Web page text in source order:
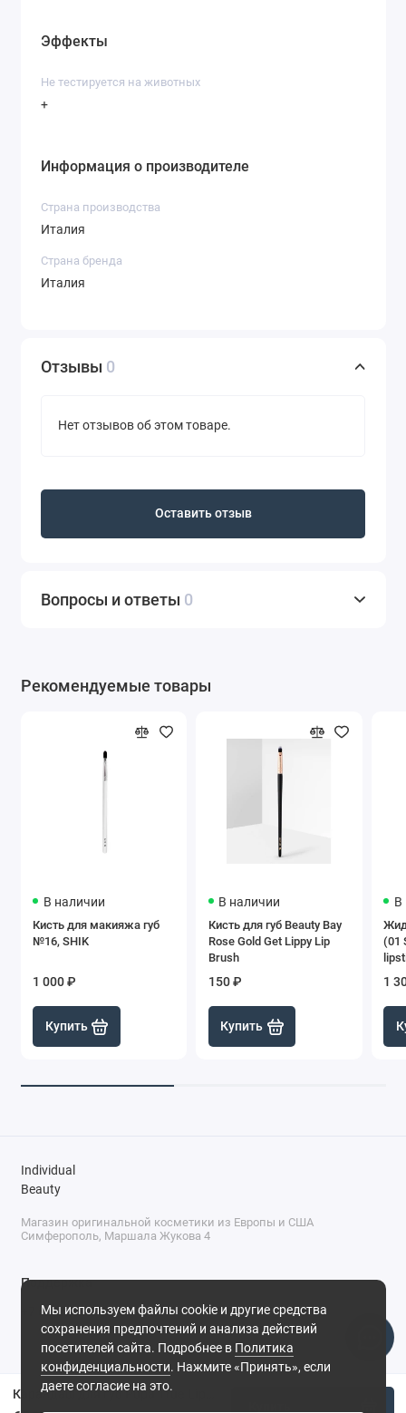
Эффекты
Не тестируется на животных
+
Информация о производителе
Страна производства
Италия
Страна бренда
Италия
Отзывы 0
Нет отзывов об этом товаре.
Оставить отзыв
Вопросы и ответы 0
Рекомендуемые товары
В наличии
Кисть для макияжа губ
№16, SHIK
1 000 ₽
Купить
В наличии
Кисть для губ Beauty Bay
Rose Gold Get Lippy Lip
Brush
150 ₽
Купить
В
(01
1
Мы используем файлы cookie и другие средства
сохранения предпочтений и анализа действий
посетителей сайта. Подробнее в Политика
конфиденциальности. Нажмите «Принять», если
даете согласие на это.
Individual
Beauty
Магазин оригинальной косметики из Европы и США
Симферополь, Маршала Жукова 4
Поддержка
+7 (978) 586-46-46
ПН-ПТ: 9:00 - 18:00
Суббота: 9:00 - 17:00
Воскресенье: выходной
Симферополь, ул. Маршала Жукова, 4